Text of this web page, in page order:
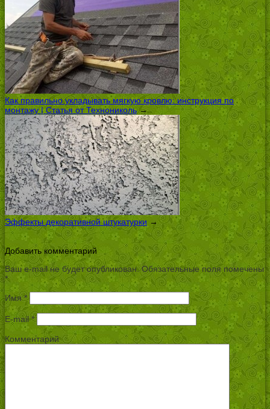
Как правильно укладывать мягкую кровлю: инструкция по
монтажу | Статья от Технониколь→
Эффекты декоративной штукатурки →
Добавить комментарий
Ваш e-mail не будет опубликован.Обязательные поля помечены
*
Имя*
E-mail*
Комментарий